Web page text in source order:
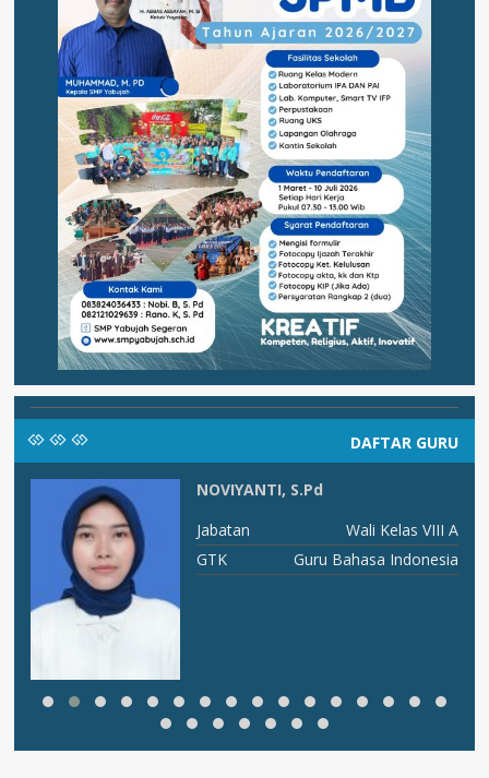
DAFTAR GURU
NOVIYANTI, S.Pd
Jabatan
Wali Kelas VIII A
GTK
Guru Bahasa Indonesia